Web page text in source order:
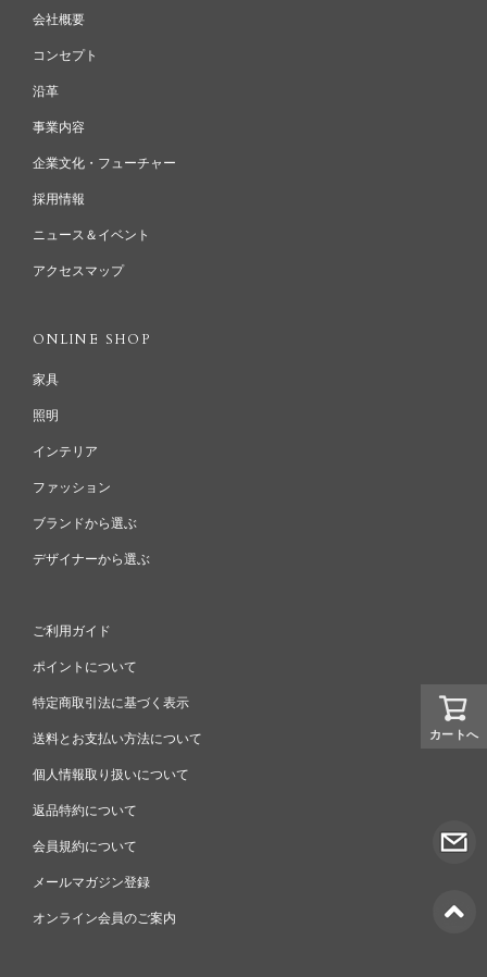
カートへ
会社概要
コンセプト
沿革
事業内容
企業文化・フューチャー
採用情報
ニュース＆イベント
アクセスマップ
ONLINE SHOP
家具
照明
インテリア
ファッション
ブランドから選ぶ
デザイナーから選ぶ
ご利用ガイド
ポイントについて
特定商取引法に基づく表示
送料とお支払い方法について
個人情報取り扱いについて
返品特約について
会員規約について
メールマガジン登録
オンライン会員のご案内